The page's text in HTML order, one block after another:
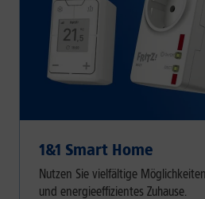
1&1 Smart Home
Nutzen Sie vielfältige
und energieeffizientes Zuhause.